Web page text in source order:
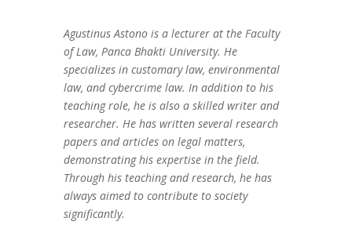
Agustinus Astono is a lecturer at the Faculty
of Law, Panca Bhakti University. He
specializes in customary law, environmental
law, and cybercrime law. In addition to his
teaching role, he is also a skilled writer and
researcher. He has written several research
papers and articles on legal matters,
demonstrating his expertise in the field.
Through his teaching and research, he has
always aimed to contribute to society
significantly.